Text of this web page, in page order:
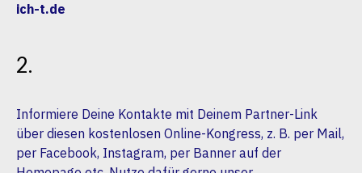
ich-t.de
2.
Informiere Deine Kontakte mit Deinem Partner-Link
über diesen kostenlosen Online-Kongress, z. B. per Mail,
per Facebook, Instagram, per Banner auf der